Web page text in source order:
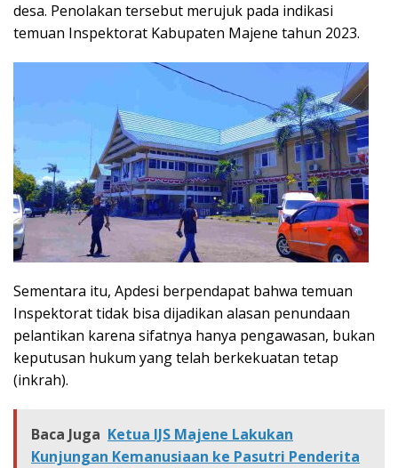
desa. Penolakan tersebut merujuk pada indikasi
temuan Inspektorat Kabupaten Majene tahun 2023.
Sementara itu, Apdesi berpendapat bahwa temuan
Inspektorat tidak bisa dijadikan alasan penundaan
pelantikan karena sifatnya hanya pengawasan, bukan
keputusan hukum yang telah berkekuatan tetap
(inkrah).
Baca Juga Ketua IJS Majene Lakukan
Kunjungan Kemanusiaan ke Pasutri Penderita